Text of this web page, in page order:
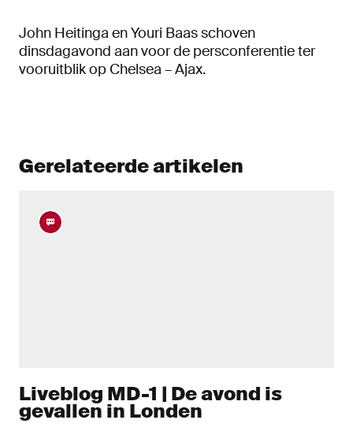
John Heitinga en Youri Baas schoven
dinsdagavond aan voor de persconferentie ter
vooruitblik op Chelsea – Ajax.
Gerelateerde artikelen
Liveblog MD-1 | De avond is
gevallen in Londen